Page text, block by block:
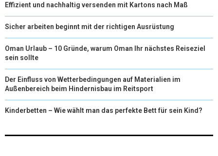
Effizient und nachhaltig versenden mit Kartons nach Maß
Sicher arbeiten beginnt mit der richtigen Ausrüstung
Oman Urlaub – 10 Gründe, warum Oman Ihr nächstes Reiseziel
sein sollte
Der Einfluss von Wetterbedingungen auf Materialien im
Außenbereich beim Hindernisbau im Reitsport
Kinderbetten – Wie wählt man das perfekte Bett für sein Kind?